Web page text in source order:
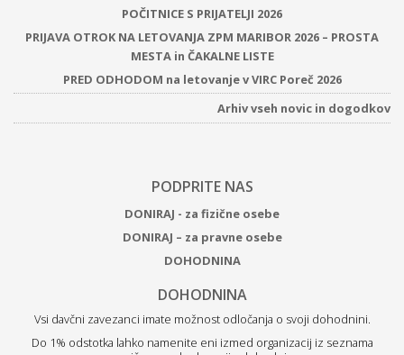
POČITNICE S PRIJATELJI 2026
PRIJAVA OTROK NA LETOVANJA ZPM MARIBOR 2026 – PROSTA
MESTA in ČAKALNE LISTE
PRED ODHODOM na letovanje v VIRC Poreč 2026
Arhiv vseh novic in dogodkov
PODPRITE NAS
DONIRAJ - za fizične osebe
DONIRAJ – za pravne osebe
DOHODNINA
DOHODNINA
Vsi davčni zavezanci imate možnost odločanja o svoji dohodnini.
Do 1% odstotka lahko namenite eni izmed organizacij iz seznama